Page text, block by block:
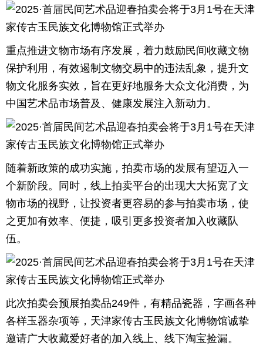
经
文
化
重点推进文物市场有序发展，着力鼓励民间收藏文物
保护利用，有效遏制文物交易中的违法乱象，提升文
物文化服务实效，旨在更好地服务大众文化消费，为
中国艺术品市场普及、健康发展注入新动力。
随着新政策的成功实施，拍卖市场的发展有望迈入一
个新阶段。同时，线上拍卖平台的出现大大拓宽了文
物市场的视野，让投资者更容易的参与拍卖市场，使
之更加有效率、便捷，吸引更多投资者加入收藏队
伍。
此次拍卖会预展拍卖品249件，有精品瓷器，字画各种
各样玉器杂项等，天津家传古玉民族文化博物馆诚挚
邀请广大收藏爱好者的加入线上、线下淘宝捡漏。